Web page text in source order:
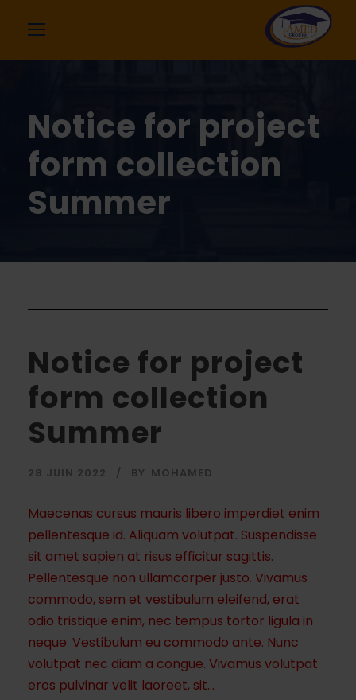
Notice for project
form collection
Summer
Notice for project
form collection
Summer
28 JUIN 2022 BY MOHAMED
Maecenas cursus mauris libero imperdiet enim
pellentesque id. Aliquam volutpat. Suspendisse
sit amet sapien at risus efficitur sagittis.
Pellentesque non ullamcorper justo. Vivamus
commodo, sem et vestibulum eleifend, erat
odio tristique enim, nec tempus tortor ligula in
neque. Vestibulum eu commodo ante. Nunc
volutpat nec diam a congue. Vivamus volutpat
eros pulvinar velit laoreet, sit...